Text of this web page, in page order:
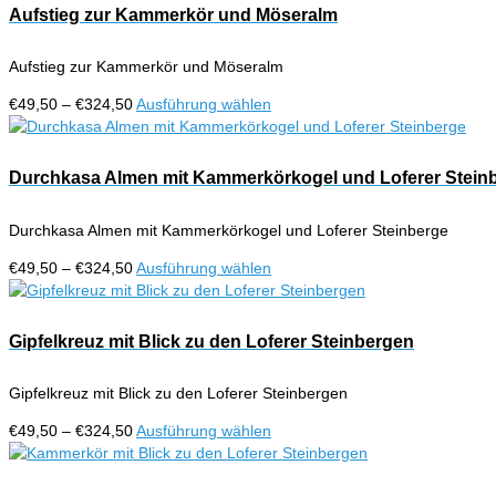
Aufstieg zur Kammerkör und Möseralm
Aufstieg zur Kammerkör und Möseralm
€49,50 – €324,50Preisspanne:
€49,50
€324,50
Ausführung wählen
Produkt
mehrere
Varianten
Die
können
auf
Produktseite
werden
Durchkasa Almen mit Kammerkörkogel und Loferer
Durchkasa Almen mit Kammerkörkogel und Loferer Steinberge
€49,50 – €324,50Preisspanne:
€49,50
€324,50
Ausführung wählen
Produkt
mehrere
Varianten
Die
können
auf
Gipfelkreuz mit Blick zu den Loferer Steinbergen
Gipfelkreuz mit Blick zu den Loferer Steinbergen
€49,50 – €324,50Preisspanne:
€49,50
Ausführung wählen
Produkt